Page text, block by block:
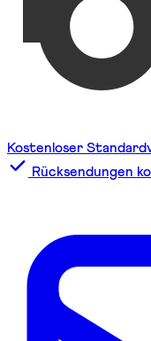
Kostenloser
Rücksendungen